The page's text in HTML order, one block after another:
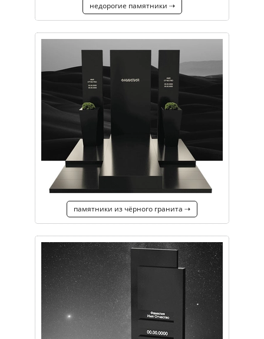
недорогие памятники ⇢
памятники из чёрного гранита ⇢